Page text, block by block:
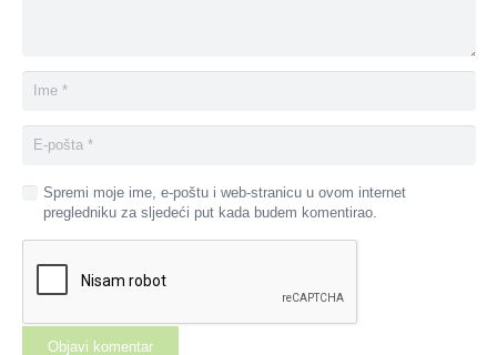
Spremi moje ime, e-poštu i web-stranicu u ovom internet
pregledniku za sljedeći put kada budem komentirao.
Objavi komentar